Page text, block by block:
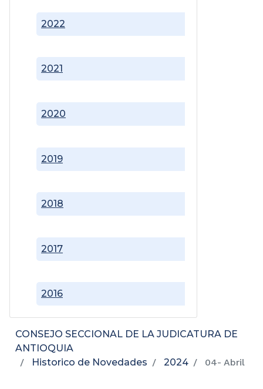
2016
2017
2018
2019
2020
2021
2022
CONSEJO SECCIONAL DE LA JUDICATURA DE
ANTIOQUIA
Historico de Novedades
2024 04- Abril